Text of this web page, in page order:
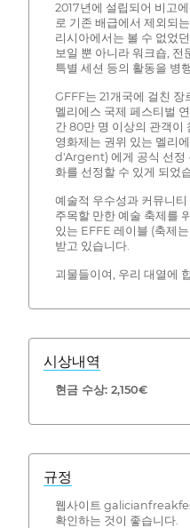
2017년에 설립되어 비고
로 기존 배급에서 제외되
리시아에서는 볼 수 없었
보일 뿐 아니라 워크숍, 전
특별 세션 등의 활동을 병
GFFF는 21개국에 걸친
멜리에스 국제 페스티벌
간 80만 명 이상의 관객이
영화제는 권위 있는 멜리
d'Argent) 에게 공식 선정
화를 선정할 수 있게 되었
예술적 우수성과 커뮤니
주목할 만한 예술 축제를
있는 EFFE 레이블 (축제
받고 있습니다.
괴물들이여, 우리 대열에
시상내역
현금 수상: 2,150€
규정
웹사이트
확인하는 것이 좋습니다.